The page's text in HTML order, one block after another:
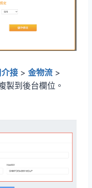
接 > 金物流 >
製到後台欄位。